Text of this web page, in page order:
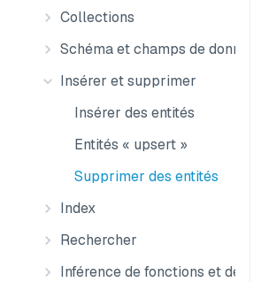
Collections
Schéma et champs de données
Insérer et supprimer
Insérer des entités
Entités « upsert »
Supprimer des entités
Index
Rechercher
Inférence de fonctions et de